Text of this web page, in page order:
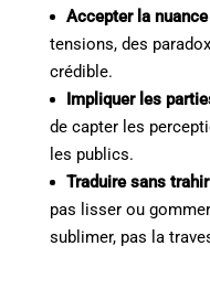
Accepter la nuance
tensions, des
crédible.
Impliquer les
de capter les
les publics.
Traduire sans trahir
pas lisser ou
sublimer, pas la